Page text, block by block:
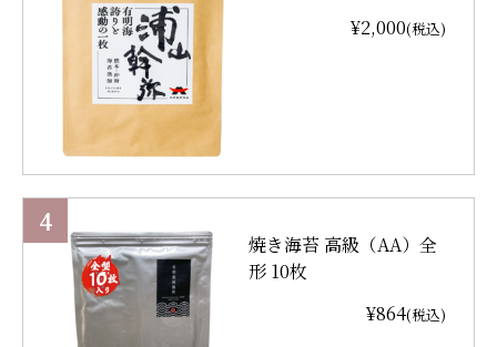
¥2,000(税込)
焼き海苔 高級（AA）全
形 10枚
¥864(税込)